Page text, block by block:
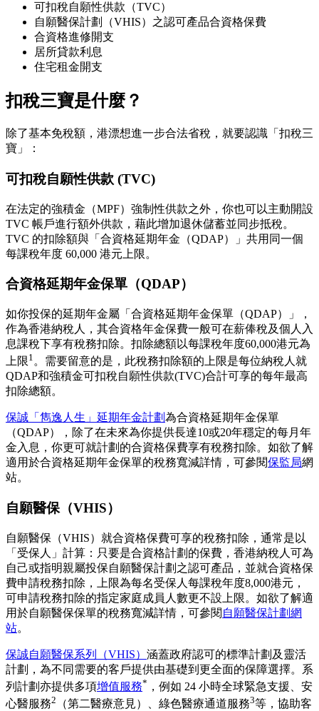
可扣稅自願性供款（TVC）
自願醫保計劃（VHIS）之認可產品合資格保費
合資格進修開支
居所貸款利息
住宅租金開支
扣稅三寶是什麼？
除了基本免稅額，港漂想進一步合法省稅，就要認識「扣稅三
寶」：
可扣稅自願性供款 (TVC)
在法定的強積金（MPF）強制性供款之外，你也可以主動開設
TVC 帳戶進行額外供款，藉此增加退休儲蓄並同步抵稅。
TVC 的扣除額與「合資格延期年金（QDAP）」共用同一個
每課稅年度 60,000 港元上限。
合資格延期年金保單（QDAP）
如你投保的延期年金屬「合資格延期年金保單（QDAP）」，
作為香港納稅人，其合資格年金保費一般可在薪俸稅及個人入
息課稅下享有稅務扣除。扣除總額以每課稅年度60,000港元為
上限1。需要留意的是，此稅務扣除額的上限是每位納稅人就
QDAP和強積金可扣稅自願性供款(TVC)合計可享的每年最高
扣除總額。
保誠「雋逸人生」延期年金計劃為合資格延期年金保單
（QDAP），除了在未來為你提供長達10或20年穩定的每月年
金入息，你更可就計劃的合資格保費享有稅務扣除。如欲了解
適用於合資格延期年金保單的稅務寬減詳情，可參閱保監局網
站。
自願醫保（VHIS）
自願醫保（VHIS）就合資格保費可享的稅務扣除，通常是以
「受保人」計算：只要是合資格計劃的保費，香港納稅人可為
自己或指明親屬投保自願醫保計劃之認可產品，並就合資格保
費申請稅務扣除，上限為每名受保人每課稅年度8,000港元，
可申請稅務扣除的指定家庭成員人數更不設上限。如欲了解適
用於自願醫保保單的稅務寬減詳情，可參閱 自願醫保計劃網
站。
保誠自願醫保系列（VHIS） 涵蓋政府認可的標準計劃及靈活
計劃，為不同需要的客戶提供由基礎到更全面的保障選擇。系
列計劃亦提供多項增值服務* ，例如 24 小時全球緊急支援、安
心醫服務2 （第二醫療意見）、綠色醫療通道服務3等，協助客